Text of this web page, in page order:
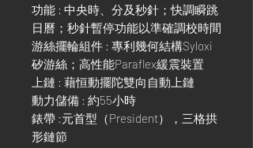
功能 : 中央時、分及秒針；快調瞬跳
日曆；秒針暫停功能以準確調校時間
游絲擺輪組件 : 專利幾何結構Syloxi
矽游絲；高性能Paraflex緩震裝置
上鏈 : 藉恒動擺陀雙向自動上鏈
動力儲備 : 約55小時
錶帶 :元首型（President），三格拱
形鏈節